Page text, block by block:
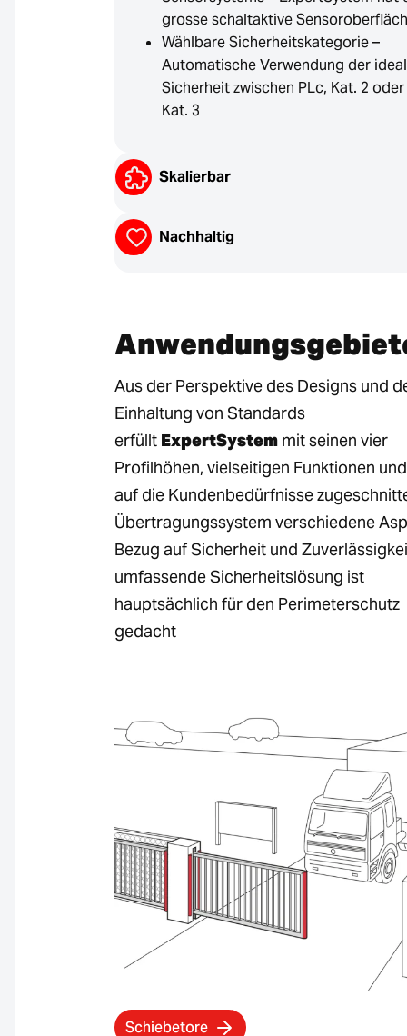
grosse schaltaktive
Wählbare Sicherheitskategorie –
Automatische Verwendung der
Sicherheit zwischen PLc, Kat. 2
Kat. 3
Skalierbar
Nachhaltig
Aus der Perspektive des Designs und
Einhaltung von Standards
erfüllt ExpertSystem mit seinen vier
Profilhöhen, vielseitigen Funktionen
auf die Kundenbedürfnisse
Übertragungssystem verschiedene
Bezug auf Sicherheit und
umfassende Sicherheitslösung ist
hauptsächlich für den Perimeterschutz
gedacht
Schiebetore